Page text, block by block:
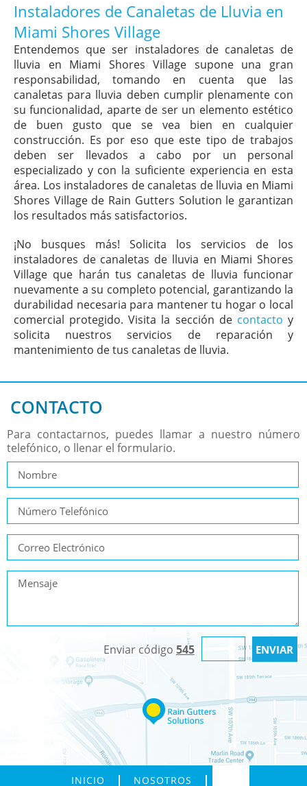
Instaladores de Canaletas de Lluvia en
Miami Shores Village
Entendemos que ser instaladores de canaletas de
lluvia en Miami Shores Village supone una gran
responsabilidad, tomando en cuenta que las
canaletas para lluvia deben cumplir plenamente con
su funcionalidad, aparte de ser un elemento estético
de buen gusto que se vea bien en cualquier
construcción. Es por eso que este tipo de trabajos
deben ser llevados a cabo por un personal
especializado y con la suficiente experiencia en esta
área. Los instaladores de canaletas de lluvia en Miami
Shores Village de Rain Gutters Solution le garantizan
los resultados más satisfactorios.
¡No busques más! Solicita los servicios de los
instaladores de canaletas de lluvia en Miami Shores
Village que harán tus canaletas de lluvia funcionar
nuevamente a su completo potencial, garantizando la
durabilidad necesaria para mantener tu hogar o local
comercial protegido. Visita la sección de contacto y
solicita nuestros servicios de reparación y
mantenimiento de tus canaletas de lluvia.
CONTACTO
Para contactarnos, puedes llamar a nuestro número
telefónico, o llenar el formulario.
Enviar código 545
INICIO NOSOTROS